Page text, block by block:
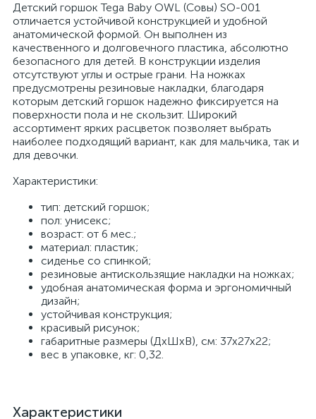
Детский горшок Tega Baby OWL (Совы) SO-001
отличается устойчивой конструкцией и удобной
анатомической формой. Он выполнен из
качественного и долговечного пластика, абсолютно
безопасного для детей. В конструкции изделия
отсутствуют углы и острые грани. На ножках
предусмотрены резиновые накладки, благодаря
которым детский горшок надежно фиксируется на
поверхности пола и не скользит. Широкий
ассортимент ярких расцветок позволяет выбрать
наиболее подходящий вариант, как для мальчика, так и
для девочки.
Характеристики:
тип: детский горшок;
пол: унисекс;
возраст: от 6 мес.;
материал: пластик;
сиденье со спинкой;
резиновые антискользящие накладки на ножках;
удобная анатомическая форма и эргономичный
дизайн;
устойчивая конструкция;
красивый рисунок;
габаритные размеры (ДхШхВ), см: 37х27х22;
вес в упаковке, кг: 0,32.
Характеристики